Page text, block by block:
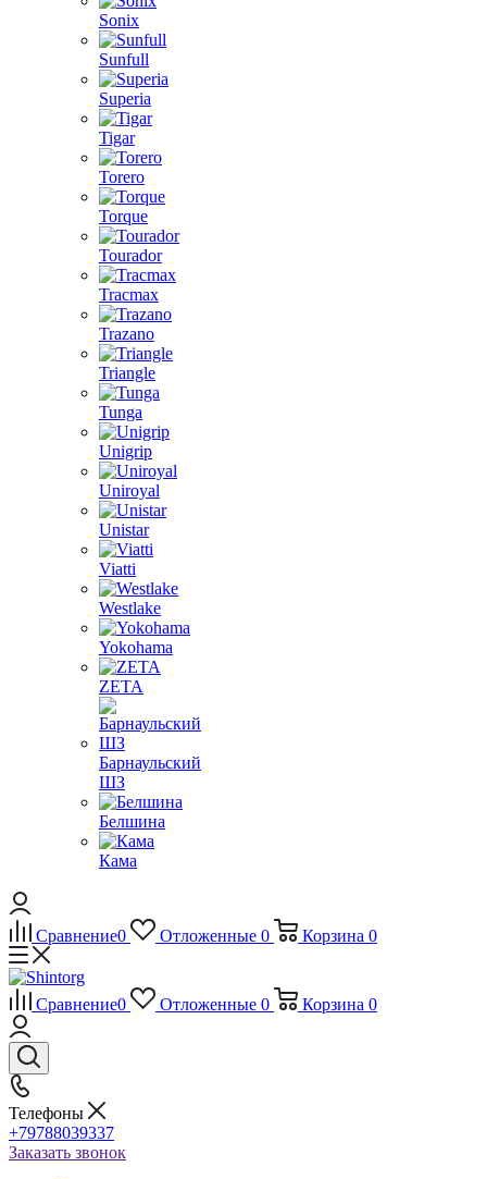
Sonix
Sunfull
Superia
Tigar
Torero
Torque
Tourador
Tracmax
Trazano
Triangle
Tunga
Unigrip
Uniroyal
Unistar
Viatti
Westlake
Yokohama
ZETA
Барнаульский
ШЗ
Белшина
Кама
Сравнение0 Отложенные 0 Корзина 0
Сравнение0 Отложенные 0 Корзина 0
Телефоны
+79788039337
Заказать звонок